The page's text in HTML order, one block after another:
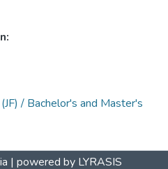
/ Bachelor's and Master's
| powered by LYRASIS